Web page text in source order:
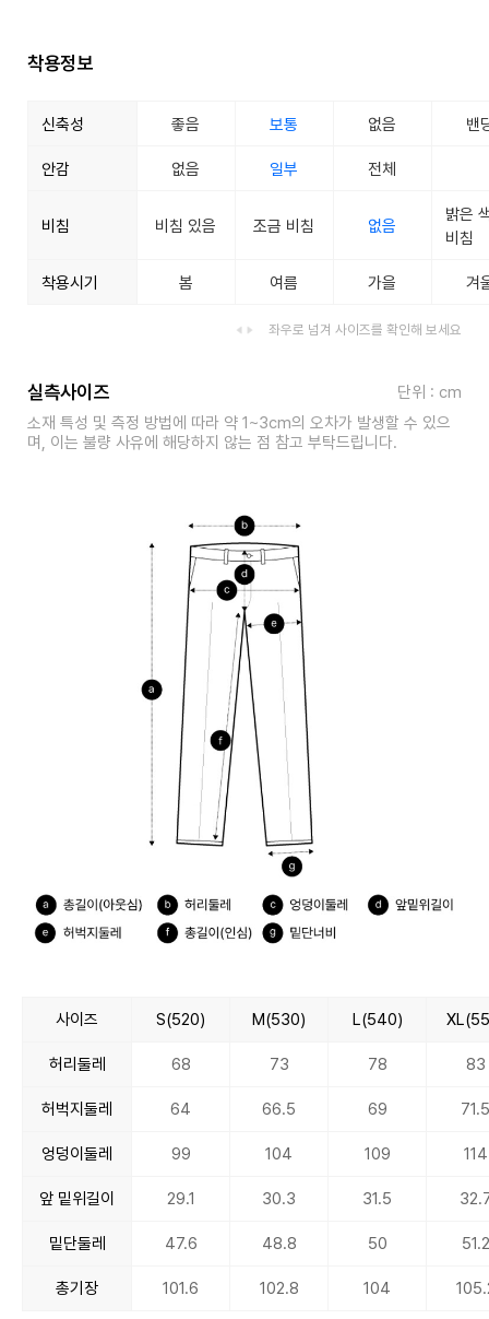
착용정보
신축성 좋음 보통 없음 밴
안감 없음 일부 전체
비침 비침 있음 조금 비침 없음
밝은
비침
착용시기 봄 여름 가을 겨
좌우로 넘겨 사이즈를 확인해 보세요
실측사이즈
단위 : cm
소재 특성 및 측정 방법에 따라 약 1~3cm의 오차가 발생할 수 있으
며, 이는 불량 사유에 해당하지 않는 점 참고 부탁드립니다.
사이즈 S(520) M(530) L(540)
허리둘레 68 73 78 83
허벅지둘레 64 66.5 69
엉덩이둘레 99 104 109 114
앞 밑위길이 29.1 30.3 31.5
밑단둘레 47.6 48.8 50 51.2
총기장 101.6 102.8 104